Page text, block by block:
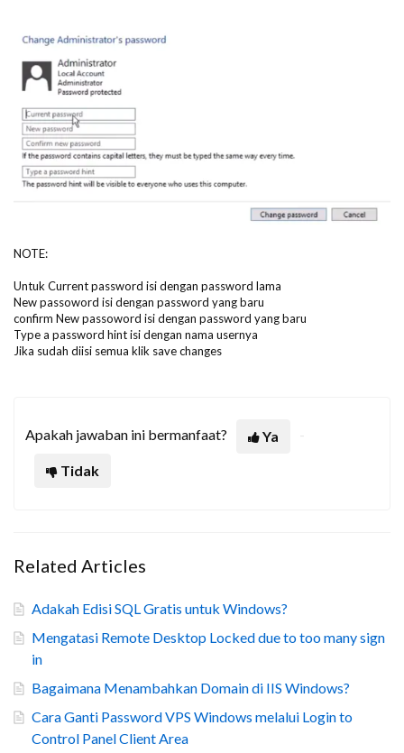
NOTE:
Untuk Current password isi dengan password lama
New passoword isi dengan password yang baru
confirm New passoword isi dengan password yang baru
Type a password hint isi dengan nama usernya
Jika sudah diisi semua klik save changes
Apakah jawaban ini bermanfaat?
Ya
Tidak
Related Articles
Adakah Edisi SQL Gratis untuk Windows?
Mengatasi Remote Desktop Locked due to too many sign
in
Bagaimana Menambahkan Domain di IIS Windows?
Cara Ganti Password VPS Windows melalui Login to
Control Panel Client Area